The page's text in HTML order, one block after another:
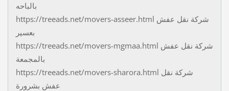
بالباحه
https://treeads.net/movers-asseer.html شركة نقل عفش
بعسير
https://treeads.net/movers-mgmaa.html شركة نقل عفش
بالمجمعة
https://treeads.net/movers-sharora.html شركة نقل
عفش بشرورة